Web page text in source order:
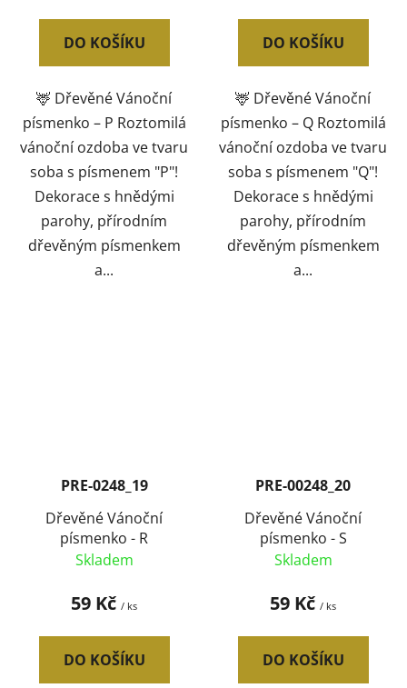
DO KOŠÍKU
🦌 Dřevěné Vánoční
písmenko – P Roztomilá
vánoční ozdoba ve tvaru
soba s písmenem "P"!
Dekorace s hnědými
parohy, přírodním
dřevěným písmenkem
a...
DO KOŠÍKU
🦌 Dřevěné Vánoční
písmenko – Q Roztomilá
vánoční ozdoba ve tvaru
soba s písmenem "Q"!
Dekorace s hnědými
parohy, přírodním
dřevěným písmenkem
a...
PRE-0248_19
Dřevěné Vánoční
písmenko - R
Skladem
59 Kč / ks
DO KOŠÍKU
PRE-00248_20
Dřevěné Vánoční
písmenko - S
Skladem
59 Kč / ks
DO KOŠÍKU